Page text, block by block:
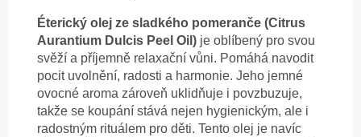
Éterický olej ze sladkého pomeranče (Citrus
Aurantium Dulcis Peel Oil) je oblíbený pro svou
svěží a příjemně relaxační vůni. Pomáhá navodit
pocit uvolnění, radosti a harmonie. Jeho jemné
ovocné aroma zároveň uklidňuje i povzbuzuje,
takže se koupání stává nejen hygienickým, ale i
radostným rituálem pro děti. Tento olej je navíc